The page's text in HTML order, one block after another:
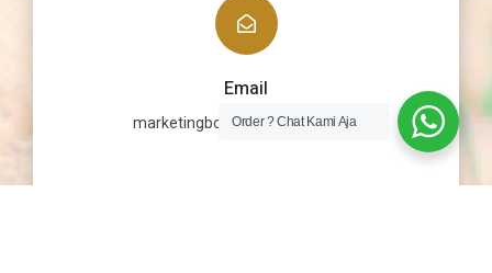
Email
marketingbonekaku@gmail.com
Order ? Chat Kami Aja